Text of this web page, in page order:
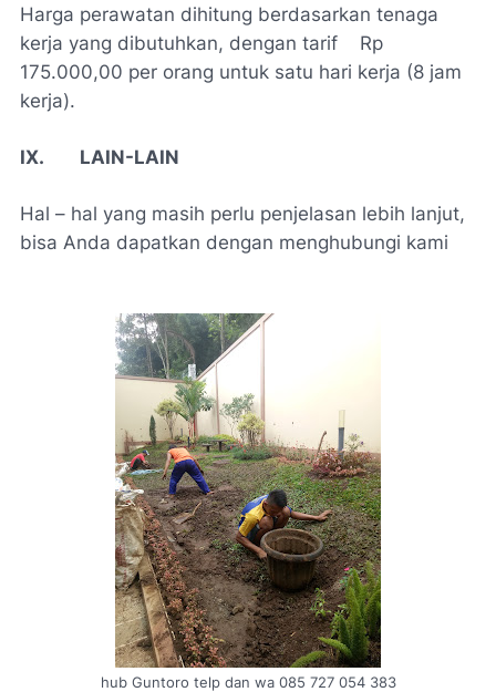
Harga perawatan dihitung berdasarkan tenaga
kerja yang dibutuhkan, dengan tarif Rp
175.000,00 per orang untuk satu hari kerja (8 jam
kerja).
IX. LAIN-LAIN
Hal – hal yang masih perlu penjelasan lebih lanjut,
bisa Anda dapatkan dengan menghubungi kami
hub Guntoro telp dan wa 085 727 054 383